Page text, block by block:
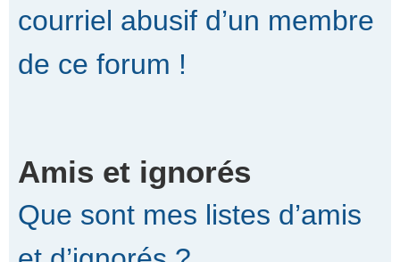
courriel abusif d’un membre
de ce forum !
Amis et ignorés
Que sont mes listes d’amis